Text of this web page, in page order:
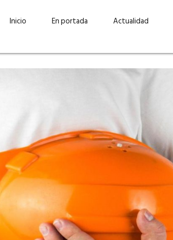
Inicio En portada
“La sostenibilidad está en
el centro de Cervecería
Ambev Guatemala» –
Ricardo Urteaga
EN PORTADA mayo 2026
cómo
través
EN PORTADA
Actualidad